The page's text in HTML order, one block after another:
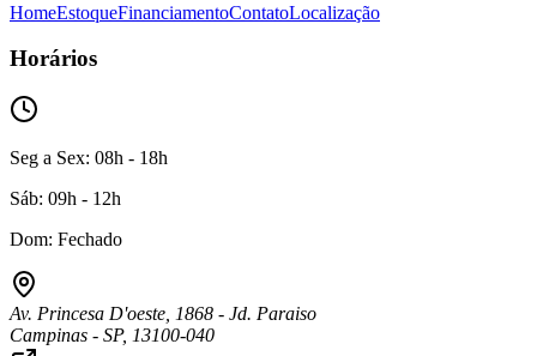
HomeEstoqueFinanciamentoContatoLocalização
Horários
Seg a Sex: 08h - 18h
Sáb: 09h - 12h
Dom: Fechado
Av. Princesa D'oeste 1868 - Jd. Paraiso
Campinas - SP, 13100-040